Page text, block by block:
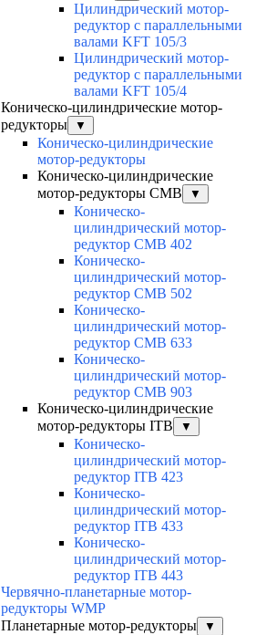
Цилиндрический мотор-
редуктор с параллельными
валами KFT 105/3
Цилиндрический мотор-
редуктор с параллельными
валами KFT 105/4
Коническо-цилиндрические мотор-
редукторы
▼
Коническо-цилиндрические
мотор-редукторы
Коническо-цилиндрические
мотор-редукторы CMB
▼
Коническо-
цилиндрический мотор-
редуктор CMB 402
Коническо-
цилиндрический мотор-
редуктор CMB 502
Коническо-
цилиндрический мотор-
редуктор CMB 633
Коническо-
цилиндрический мотор-
редуктор CMB 903
Коническо-цилиндрические
мотор-редукторы ITB
▼
Коническо-
цилиндрический мотор-
редуктор ITB 423
Коническо-
цилиндрический мотор-
редуктор ITB 433
Коническо-
цилиндрический мотор-
редуктор ITB 443
Червячно-планетарные мотор-
редукторы WMP
Планетарные мотор-редукторы
▼